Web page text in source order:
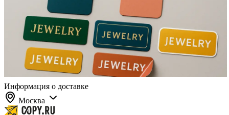
Информация о доставке
Москва